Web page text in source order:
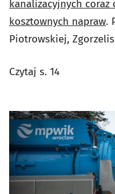
kanalizacyjnych
kosztownych napraw.
Piotrowskiej,
Czytaj s. 14